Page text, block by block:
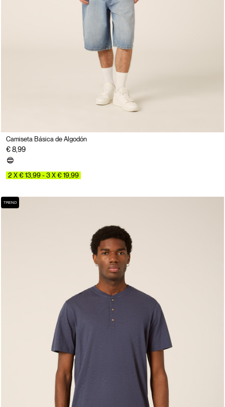
Camiseta Básica de Algodón
€ 8,99
2 X € 13,99 - 3 X € 19,99
TREND